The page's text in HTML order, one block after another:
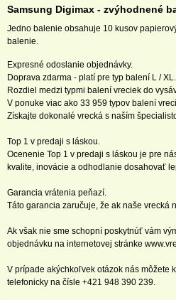
Samsung Digimax - zvýhodnené
Jedno balenie obsahuje 10 kusov
balenie.
Expresné odoslanie objednávky.
Doprava zdarma - platí pre typ balení L / XL.
Rozdiel medzi typmi balení vreciek do
V ponuke viac ako 33 959 typov balení
Získajte dokonalé vrecká s naším
Top 1 v predaji s láskou.
Ocenenie Top 1 v predaji s láskou je pre
kvalite, inovácie a odhodlanie dosahovať
Garancia vrátenia peňazí.
Táto garancia zaručuje, že ak naše vrecká
Ak však nie sme schopní poskytnúť vám
objednávku na internetovej stránke
V prípade akýchkoľvek otázok nás môžete
telefonicky na čísle +421 948 390 239.